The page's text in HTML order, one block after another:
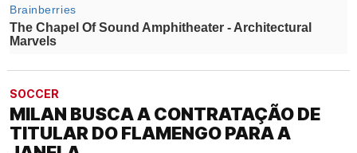
SOCCER
MILAN BUSCA A CONTRATAÇÃO DE
TITULAR DO FLAMENGO PARA A